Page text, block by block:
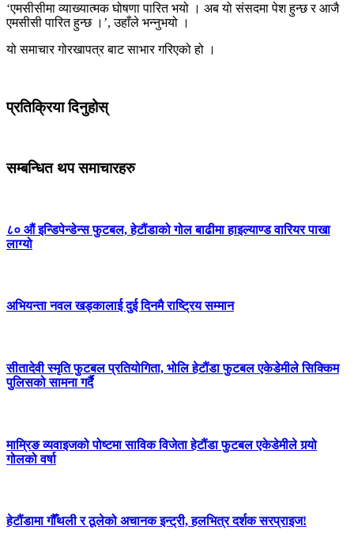
‘एमसीसीमा व्याख्यात्मक घोषणा पारित भयो । अब यो संसदमा पेश हुन्छ र आजै
एमसीसी पारित हुन्छ ।’, उहाँले भन्नुभयो ।
यो समाचार गोरखापत्र बाट साभार गरिएको हो ।
प्रतिक्रिया दिनुहोस्
सम्बन्धित थप समाचारहरु
८० औं इन्डिपेन्डेन्स फुटबल, हेटौंडाको गोल बाढीमा हाइल्याण्ड वारियर पाखा
लाग्यो
अभियन्ता नवल खड्कालाई दुई दिनमै राष्ट्रिय सम्मान
सीतादेवी स्मृति फुटबल प्रतियोगिता, भोलि हेटौंडा फुटबल एकेडेमीले सिक्किम
पुलिसको सामना गर्दै
माम्रिङ व्यवाइजको पोष्टमा साविक विजेता हेटौंडा फुटबल एकेडेमीले गर्‍यो
गोलको वर्षा
हेटौंडामा गौँथली र ठूलेको अचानक इन्ट्री, हलभित्र दर्शक सरप्राइज!